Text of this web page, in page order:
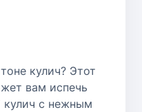
кулич? Этот
вам испечь
кулич с нежным